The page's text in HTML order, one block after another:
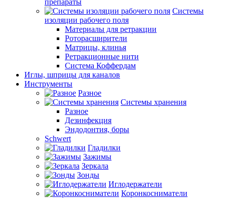
препараты
Системы
изоляции рабочего поля
Материалы для ретракции
Роторасширители
Матрицы, клинья
Ретракционные нити
Система Коффердам
Иглы, шприцы для каналов
Инструменты
Разное
Системы хранения
Разное
Дезинфекция
Эндодонтия, боры
Schwert
Гладилки
Зажимы
Зеркала
Зонды
Иглодержатели
Коронкосниматели